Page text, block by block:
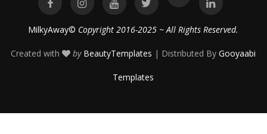
MilkyAway© Copyright 2016-2025 ~ All Rights Reserved.
Created with by BeautyTemplates | Distributed ByGooyaabi
Templates